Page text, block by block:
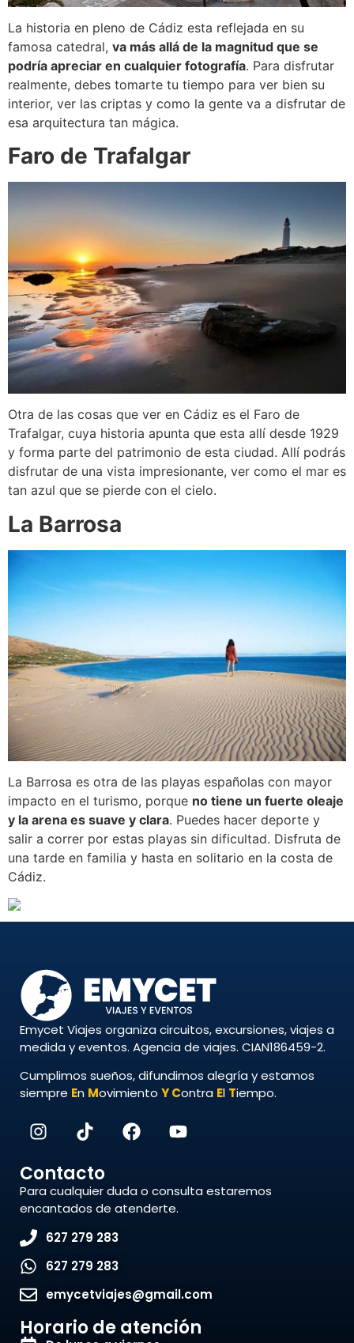
La historia en pleno de Cádiz esta reflejada en su
famosa catedral, va más allá de la magnitud que se
podría apreciar en cualquier fotografía. Para disfrutar
realmente, debes tomarte tu tiempo para ver bien su
interior, ver las criptas y como la gente va a disfrutar de
esa arquitectura tan mágica.
Faro de Trafalgar
Otra de las cosas que ver en Cádiz es el Faro de
Trafalgar, cuya historia apunta que esta allí desde 1929
y forma parte del patrimonio de esta ciudad. Allí podrás
disfrutar de una vista impresionante, ver como el mar es
tan azul que se pierde con el cielo.
La Barrosa
La Barrosa es otra de las playas españolas con mayor
impacto en el turismo, porque no tiene un fuerte oleaje
y la arena es suave y clara. Puedes hacer deporte y
salir a correr por estas playas sin dificultad. Disfruta de
una tarde en familia y hasta en solitario en la costa de
Cádiz.
Emycet Viajes organiza circuitos, excursiones, viajes a
medida y eventos. Agencia de viajes. CIAN186459-2.
Cumplimos sueños, difundimos alegría y estamos
siempre En Movimiento YContra El Tiempo.
Contacto
Para cualquier duda o consulta estaremos
encantados de atenderte.
627 279 283
627 279 283
emycetviajes@gmail.com
Horario de atención